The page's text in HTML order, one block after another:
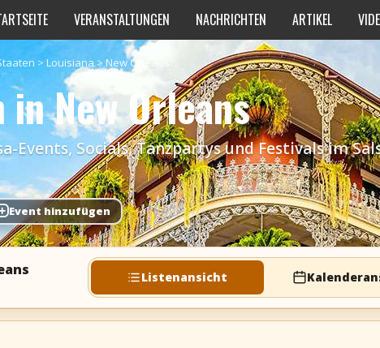
VERANSTALTUNGEN NACHRICHTEN ARTIKEL
> Louisiana> New Orleans
in New Orleans
Events, Socials, Tanzpartys und Festivals im
Event hinzufügen
Listenansicht